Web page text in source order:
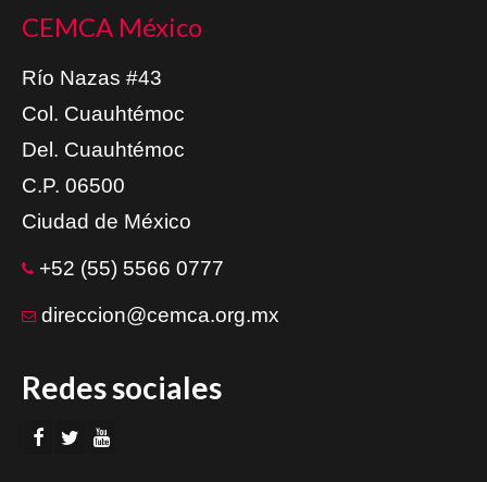
CEMCA México
Río Nazas #43
Col. Cuauhtémoc
Del. Cuauhtémoc
C.P. 06500
Ciudad de México
+52 (55) 5566 0777
direccion@cemca.org.mx
Redes sociales